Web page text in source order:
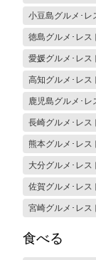
小豆島グルメ･レ
徳島グルメ･レス
愛媛グルメ･レス
高知グルメ･レス
鹿児島グルメ･レ
長崎グルメ･レス
熊本グルメ･レス
大分グルメ･レス
佐賀グルメ･レス
宮崎グルメ･レス
食べる